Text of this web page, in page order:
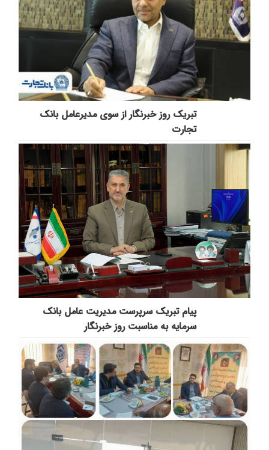
تبریک روز خبرنگار از سوی مدیرعامل بانک
تجارت
پیام تبریک سرپرست مدیریت عامل بانک
سرمایه به مناسبت روز خبرنگار